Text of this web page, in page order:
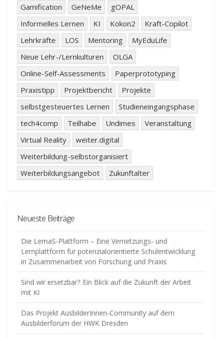
Gamification
GeNeMe
gOPAL
Informelles Lernen
KI Kokon2
Kraft-Copilot
Lehrkräfte
LOS Mentoring
MyEduLife
Neue Lehr-/Lernkulturen
OLGA
Online-Self-Assessments
Paperprototyping
Praxistipp
Projektbericht
Projekte
selbstgesteuertes Lernen
Studieneingangsphase
tech4comp
Teilhabe Undimes
Veranstaltung
Virtual Reality
weiter.digital
Weiterbildung-selbstorganisiert
Weiterbildungsangebot
Zukunftalter
Neueste Beiträge
Die LemaS-Plattform – Eine Vernetzungs- und
Lernplattform für potenzialorientierte Schulentwicklung
in Zusammenarbeit von Forschung und Praxis
Sind wir ersetzbar? Ein Blick auf die Zukunft der Arbeit
mit KI
Das Projekt AusbilderInnen-Community auf dem
Ausbilderforum der HWK Dresden